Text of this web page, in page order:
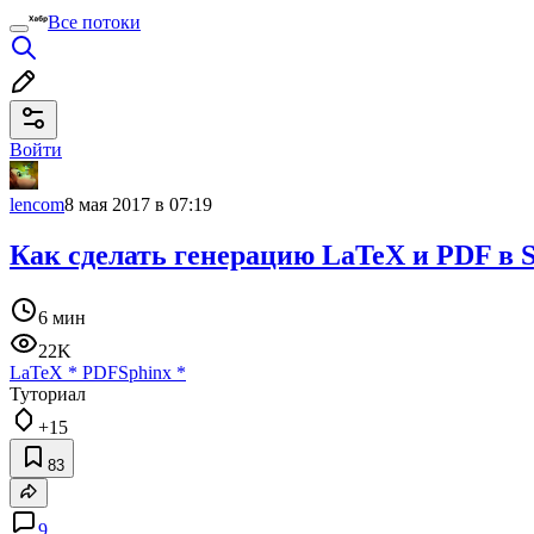
Все потоки
Войти
lencom8 мая 2017 в 07:19
Как сделать генерацию LaTeX и PDF в
6 мин
22K
LaTeX * PDFSphinx *
Туториал
+15
83
9